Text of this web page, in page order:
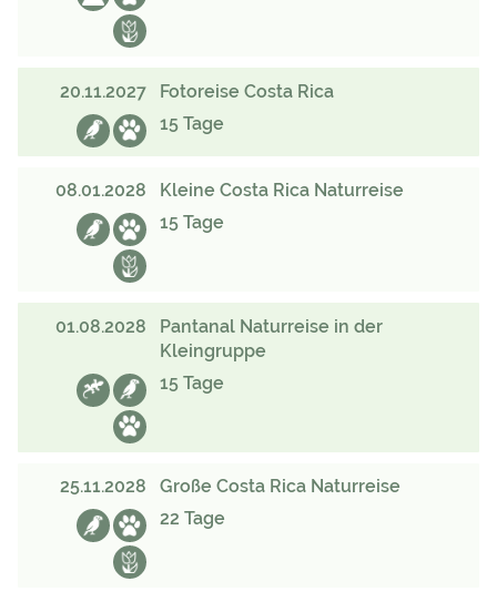
20.11.2027
Fotoreise Costa Rica
15 Tage
08.01.2028
Kleine Costa Rica Naturreise
15 Tage
01.08.2028
Pantanal Naturreise in der
Kleingruppe
15 Tage
25.11.2028
Große Costa Rica Naturreise
22 Tage